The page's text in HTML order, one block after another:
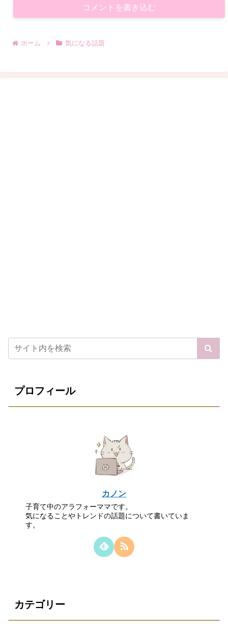
コメントを書き込む
ホーム 気になる話題
プロフィール
カノン
子育て中のアラフォーママです。
気になることやトレンドの話題について書いていま
す。
カテゴリー